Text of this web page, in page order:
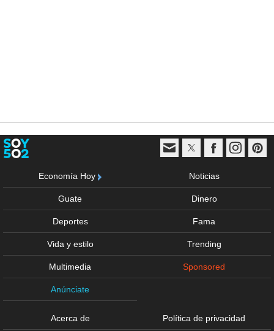
Economía Hoy Noticias
Guate Dinero
Deportes Fama
Vida y estilo Trending
Multimedia Sponsored
Anúnciate
Acerca de Política de privacidad